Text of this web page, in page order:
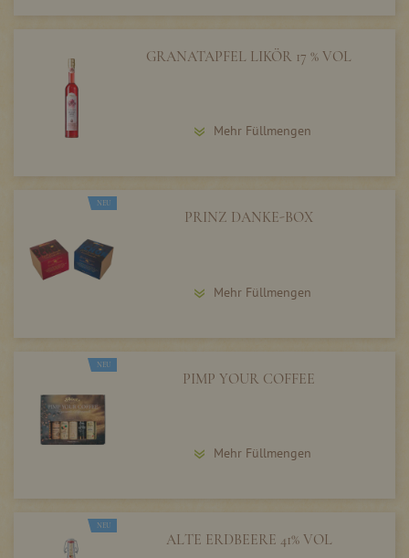
GRANATAPFEL LIKÖR 17 % VOL
Mehr Füllmengen
NEU
PRINZ DANKE-BOX
Mehr Füllmengen
NEU
PIMP YOUR COFFEE
Mehr Füllmengen
NEU
ALTE ERDBEERE 41% VOL